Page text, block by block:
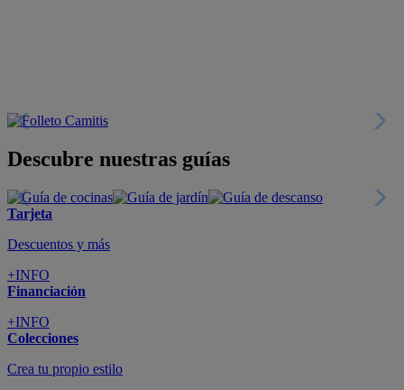
Descubre nuestras guías
Tarjeta
Descuentos y más
+INFO
Financiación
+INFO
Colecciones
Crea tu propio estilo